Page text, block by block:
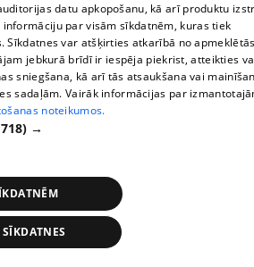
dārgākas, bet uzpirkšanas
datu apkopošanu, kā arī produktu
par visām sīkdatnēm, kuras tiek
Sīkdatnes var atšķirties atkarībā no
jebkurā brīdī ir iespēja piekrist, atteikties
sniegšana, kā arī tās atsaukšana vai
sadaļām. Vairāk informācijas par
noteikumos.
→